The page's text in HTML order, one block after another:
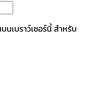
นเบราว์เซอร์นี้ สำหรับ